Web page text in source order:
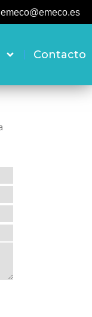
emeco@emeco.es
Contacto